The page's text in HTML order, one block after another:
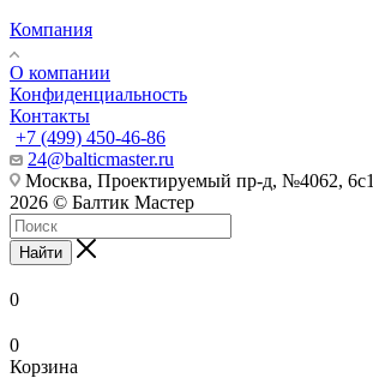
Компания
О компании
Конфиденциальность
Контакты
+7 (499) 450-46-86
24@balticmaster.ru
Москва, Проектируемый пр-д, №4062, 6с1
2026 © Балтик Мастер
Найти
0
0
Корзина